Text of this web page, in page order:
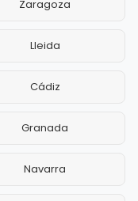
Zaragoza
Lleida
Cádiz
Granada
Navarra